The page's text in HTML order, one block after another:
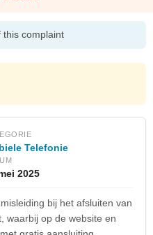
this complaint
Telefonie
2025
bij het afsluiten van
waarbij op de website en